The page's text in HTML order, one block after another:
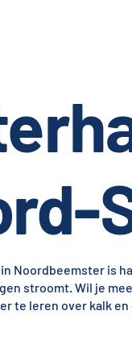
Noordbeemster is
stroomt. Wil je
te leren over kalk